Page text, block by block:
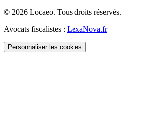
© 2026 Locaeo. Tous droits réservés.
Avocats fiscalistes : LexaNova.fr
Personnaliser les cookies